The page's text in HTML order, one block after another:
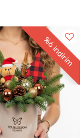
%6
indirim